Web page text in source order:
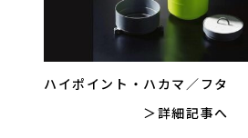
ハイポイント・ハカマ／フタ
詳細記事へ